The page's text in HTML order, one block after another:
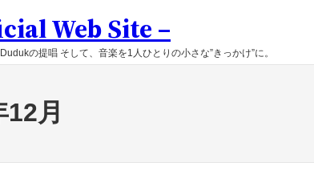
Web Site –
の提唱 そして、音楽を1人ひとりの小さな”きっかけ”に。
月